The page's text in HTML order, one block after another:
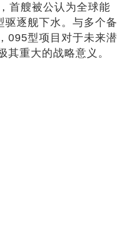
首艘被公认为全球能
驱逐舰下水。与多个备
095型项目对于未来潜
其重大的战略意义。